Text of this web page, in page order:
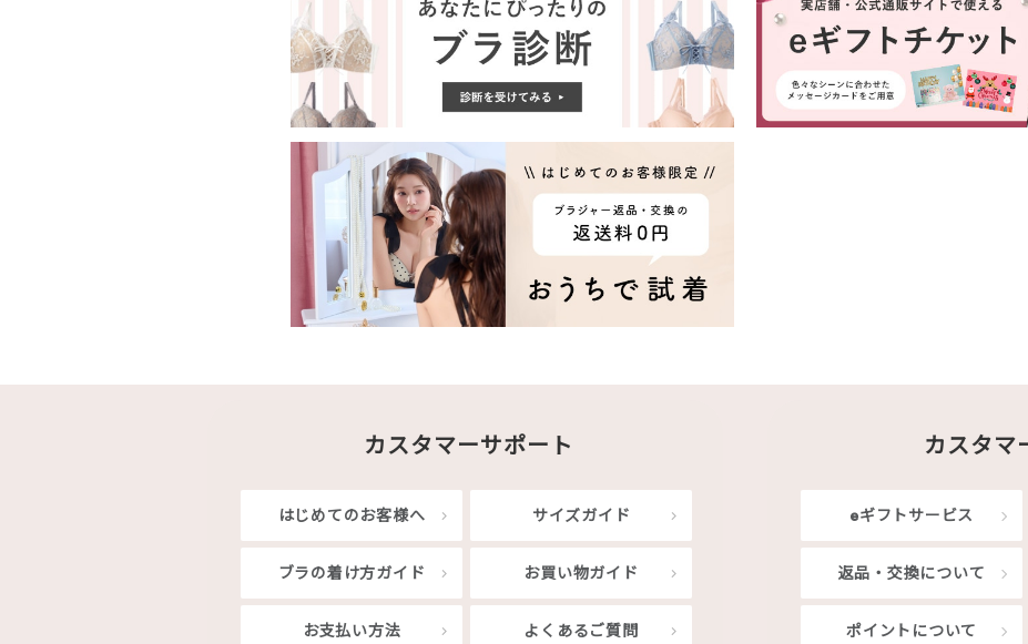
カスタマーサポート
はじめてのお客様へ サイズガイド
ブラの着け方ガイド お買い物ガイド
お支払い方法 よくあるご質問
カスタマ
eギフトサービス
返品・交換について
ポイントについて